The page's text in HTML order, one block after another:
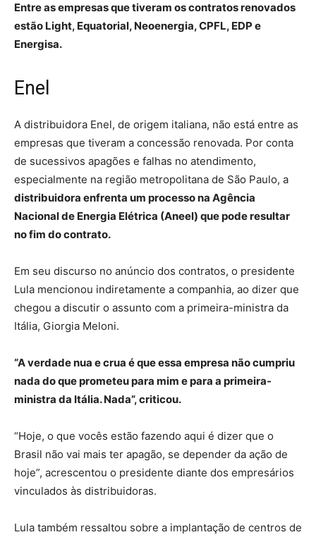
Entre as empresas que tiveram os contratos renovados
estão Light, Equatorial, Neoenergia, CPFL, EDP e
Energisa.
Enel
A distribuidora Enel, de origem italiana, não está entre as
empresas que tiveram a concessão renovada. Por conta
de sucessivos apagões e falhas no atendimento,
especialmente na região metropolitana de São Paulo, a
distribuidora enfrenta um processo na Agência
Nacional de Energia Elétrica (Aneel) que pode resultar
no fim do contrato.
Em seu discurso no anúncio dos contratos, o presidente
Lula mencionou indiretamente a companhia, ao dizer que
chegou a discutir o assunto com a primeira-ministra da
Itália, Giorgia Meloni.
“A verdade nua e crua é que essa empresa não cumpriu
nada do que prometeu para mim e para a primeira-
ministra da Itália. Nada”, criticou.
“Hoje, o que vocês estão fazendo aqui é dizer que o
Brasil não vai mais ter apagão, se depender da ação de
hoje”, acrescentou o presidente diante dos empresários
vinculados às distribuidoras.
Lula também ressaltou sobre a implantação de centros de